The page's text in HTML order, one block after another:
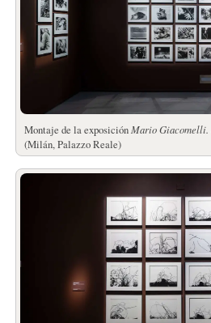
Montaje de la exposiciónMario Giacomelli.
(Milán, Palazzo Reale)